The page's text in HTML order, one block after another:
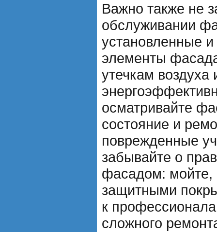
Важно также не
обслуживании
установленные
элементы
утечкам воздуха
осматривайте
состояние и
поврежденные
забывайте о
фасадом: мойте,
защитными
к
сложного